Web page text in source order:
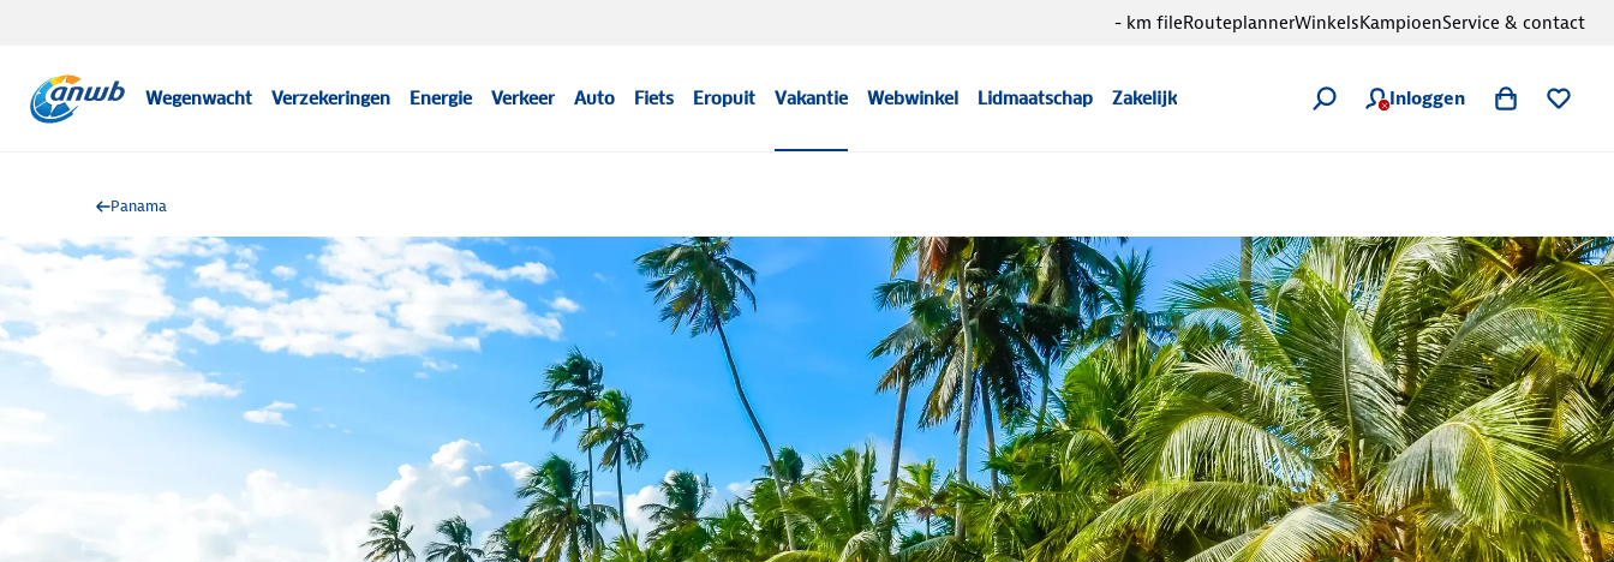
Wegenwacht Verzekeringen Energie Verkeer Auto Fiets Eropuit Vakantie Webwinkel Lidmaatschap Zakelijk Inloggen
- km fileRouteplannerWinkelsKampioenService & contact
Panama